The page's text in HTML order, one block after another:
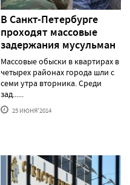
В Санкт-Петербурге
проходят массовые
задержания мусульман
Массовые обыски в квартирах в
четырех районах города шли с
семи утра вторника. Среди
зад......
25 ИЮНЯ'2014